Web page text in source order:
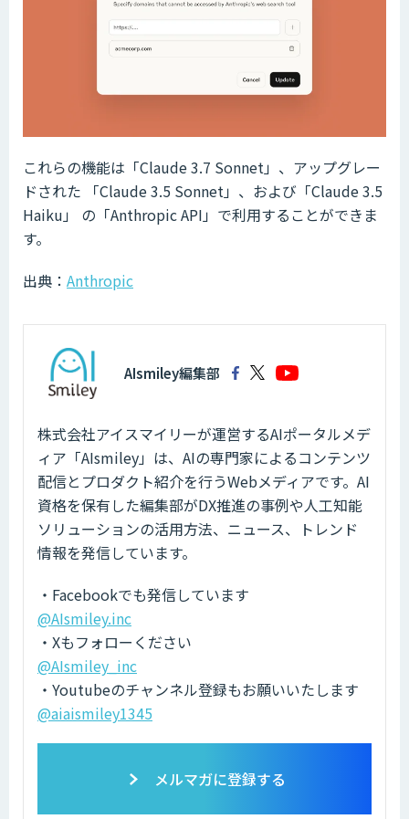
これらの機能は「Claude 3.7 Sonnet」、アップグレー
ドされた 「Claude 3.5 Sonnet」、および「Claude 3.5
Haiku」 の「Anthropic API」で利用することができま
す。
出典： Anthropic
AIsmiley編集部
株式会社アイスマイリーが運営するAIポータルメデ
ィア「AIsmiley」は、AIの専門家によるコンテンツ
配信とプロダクト紹介を行うWebメディアです。AI
資格を保有した編集部がDX推進の事例や人工知能
ソリューションの活用方法、ニュース、トレンド
情報を発信しています。
・Facebookでも発信しています
@AIsmiley.inc
・Xもフォローください
@AIsmiley_inc
・Youtubeのチャンネル登録もお願いいたします
@aiaismiley1345
メルマガに登録する